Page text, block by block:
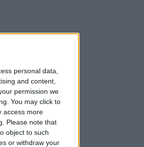
personal data,
and content,
permission we
You may click to
access more
Please note that
object to such
or withdraw your